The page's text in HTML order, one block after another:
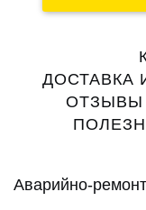
navigation
ДОСТАВКА
ОТЗЫВЫ
Аварийно-